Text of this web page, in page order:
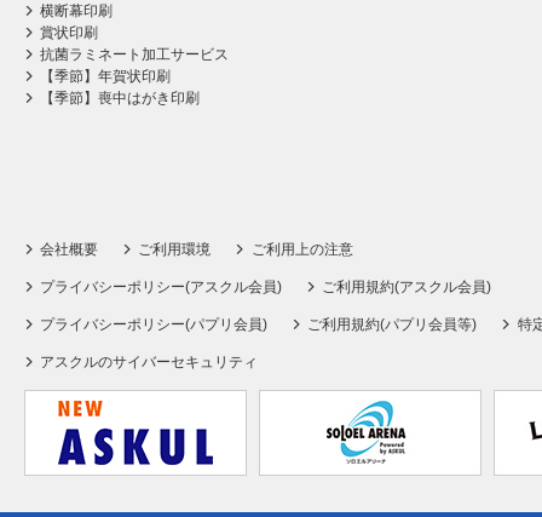
横断幕印刷
賞状印刷
抗菌ラミネート加工サービス
【季節】年賀状印刷
【季節】喪中はがき印刷
会社概要 ご利用環境 ご利用上の注意
プライバシーポリシー(アスクル会員) ご利用規約(アスクル会員)
プライバシーポリシー(パプリ会員) ご利用規約(パプリ会員等) 特
アスクルのサイバーセキュリティ